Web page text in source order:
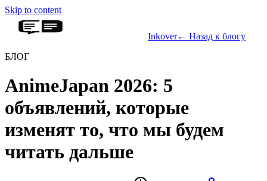
Skip to content
Inkover← Назад к блогу
БЛОГ
AnimeJapan 2026: 5
объявлений, которые
изменят то, что мы будем
читать дальше